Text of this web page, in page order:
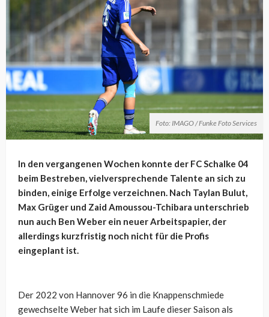
Foto: IMAGO / Funke Foto Services
In den vergangenen Wochen konnte der FC Schalke 04
beim Bestreben, vielversprechende Talente an sich zu
binden, einige Erfolge verzeichnen. Nach Taylan Bulut,
Max Grüger und Zaid Amoussou-Tchibara unterschrieb
nun auch Ben Weber ein neuer Arbeitspapier, der
allerdings kurzfristig noch nicht für die Profis
eingeplant ist.
Der 2022 von Hannover 96 in die Knappenschmiede
gewechselte Weber hat sich im Laufe dieser Saison als